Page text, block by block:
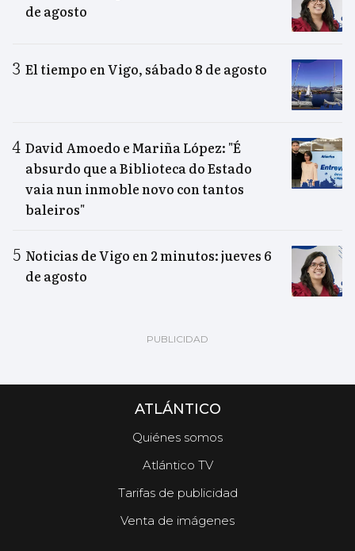
de agosto
El tiempo en Vigo, sábado 8 de agosto
David Amoedo e Mariña López: "É
absurdo que a Biblioteca do Estado
vaia nun inmoble novo con tantos
baleiros"
Noticias de Vigo en 2 minutos: jueves 6
de agosto
ATLÁNTICO
Quiénes somos
Atlántico TV
Tarifas de publicidad
Venta de imágenes